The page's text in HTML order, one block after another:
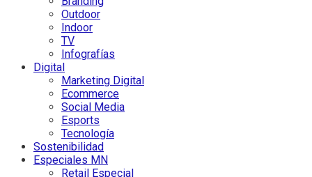
Outdoor
Indoor
TV
Infografías
Digital
Marketing Digital
Ecommerce
Social Media
Esports
Tecnología
Sostenibilidad
Especiales MN
Retail Especial